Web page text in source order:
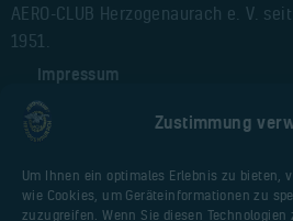
Zustimmung
Um Ihnen ein optimales Erlebnis zu bieten,
wie Cookies, um Geräteinformationen zu
zuzugreifen. Wenn Sie diesen
AERO-CLUB Herzogenaurach e. V. seit
1951.
Impressum
Alte Webseite
Nützliche Seiten